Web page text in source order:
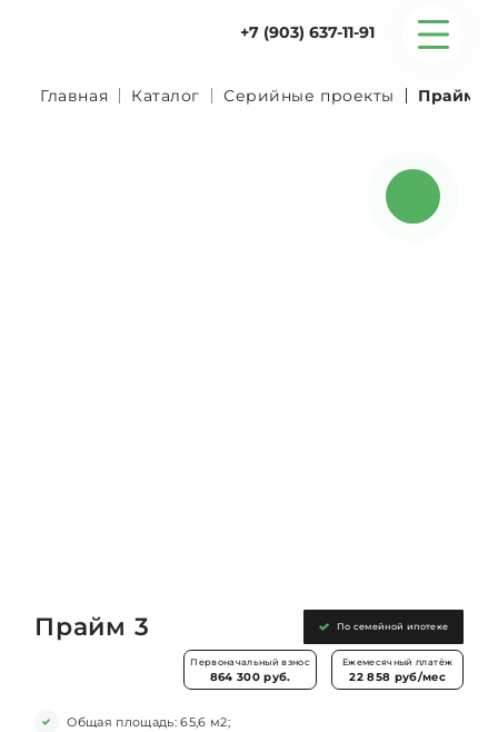
+7 (903) 637-11-91
Главная Каталог Серийные проекты Прайм 3
По семейной ипотеке
Ежемесячный платёж
22 858 руб/мес
Первоначальный взнос
864 300 руб.
Прайм 3
Общая площадь: 65,6 м2;